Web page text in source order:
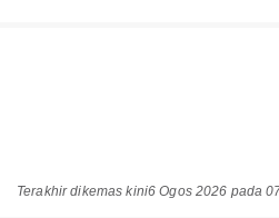
Terakhir dikemas kini6 Ogos 2026 pada